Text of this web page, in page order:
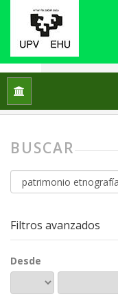
Inicio
BUSCAR
Buscar
artículos
Filtros avanzados
Desde